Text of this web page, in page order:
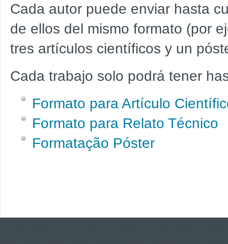
Cada autor puede enviar hasta
de ellos del mismo formato (por
tres artículos científicos y un
Cada trabajo solo podrá tener
Formato para Artículo
Formato para Relato Técnico
Formatação Póster